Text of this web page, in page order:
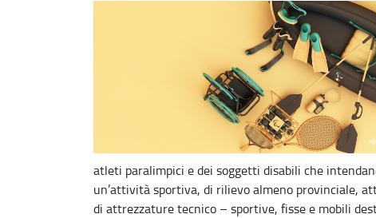
atleti paralimpici e dei soggetti disabili che
un’attività sportiva, di rilievo almeno provinciale,
di attrezzature tecnico – sportive, fisse e mobili